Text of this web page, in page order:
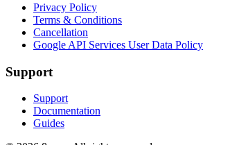
Privacy Policy
Terms & Conditions
Cancellation
Google API Services User Data Policy
Support
Support
Documentation
Guides